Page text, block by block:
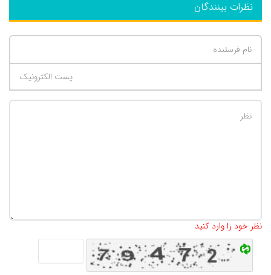
نظرات بینندگان
نظر خود را وارد کنید